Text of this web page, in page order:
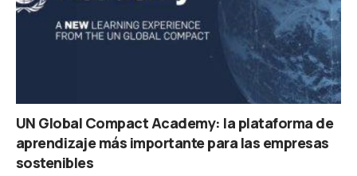
UN Global Compact Academy: la plataforma de
aprendizaje más importante para las empresas
sostenibles